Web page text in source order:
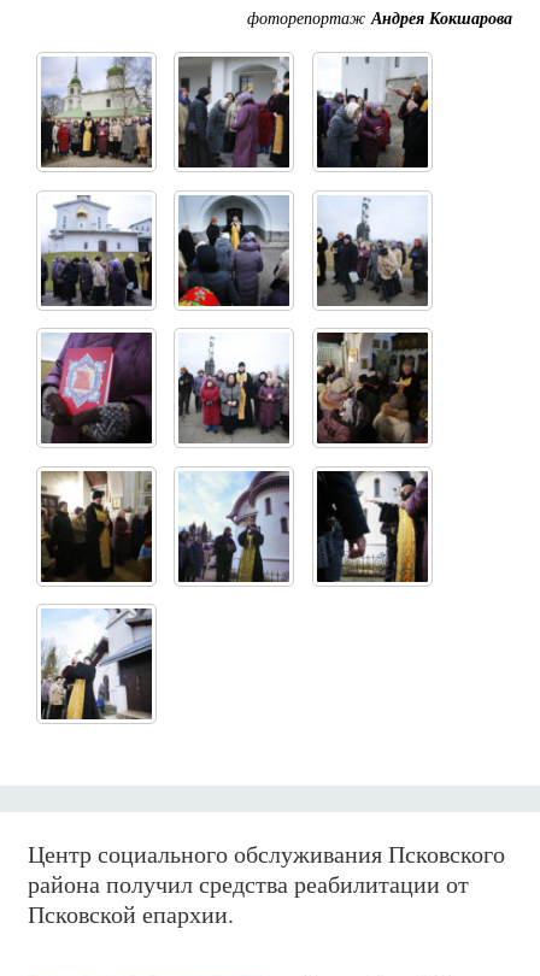
фоторепортажАндрея Кокшарова
Центр социального обслуживания Псковского
района получил средства реабилитации от
Псковской епархии.